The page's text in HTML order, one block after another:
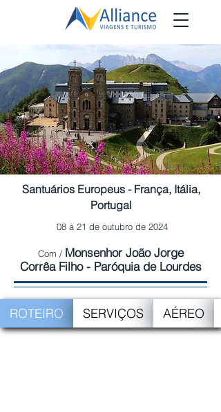
Santuários Europeus - França,Itália,
Portugal
08 a 21 de outubro de 2024
Com / Monsenhor João Jorge
Corrêa Filho - Paróquia de Lourdes
ROTEIRO SERVIÇOS AÉREO